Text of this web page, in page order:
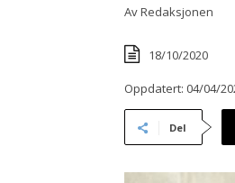
AvRedaksjonen
18/10/2020
Oppdatert: 04/04/
Del